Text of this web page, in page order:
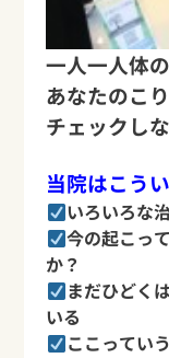
一人一人体
あなたのこ
チェックし
当院はこう
いろいろな
今の起こっ
か？
まだひどく
いる
ここってい